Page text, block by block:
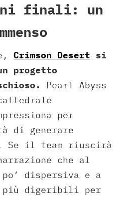
finali: un
Crimson Desert si
progetto
Pearl Abyss
per
di generare
Se il team riuscirà
che al
po’ dispersiva e a
più digeribili per